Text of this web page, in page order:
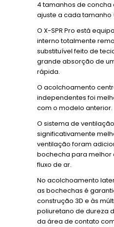
4 tamanhos de
ajuste a cada tamanho
O X-SPR Pro está
interno totalmente
substituível feito de
grande absorção de
rápida.
O acolchoamento
independentes foi
com o modelo anterior.
O sistema de
significativamente
ventilação foram
bochecha para
fluxo de ar.
No acolchoamento
as bochechas é
construção 3D e às
poliuretano de dureza
da área de contato